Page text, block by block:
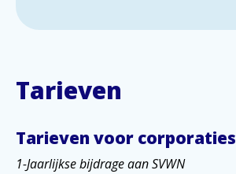
Tarieven
Tarieven voor corporaties
1-Jaarlijkse bijdrage aan SVWN